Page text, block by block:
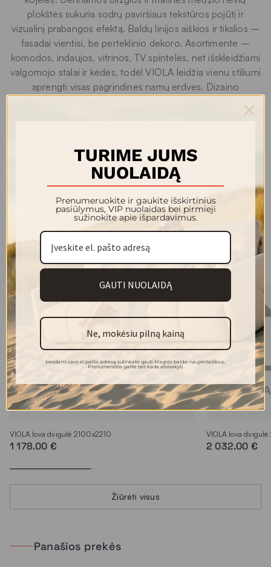
plokštės sukuria sodrų paviršiaus tekstūros pojūtį ir
vizualinį prabangos efektą. Baldų linijos aiškios ir tikslios –
fasadai vientisi, be perteklinio dekoro. Asortimente –
komodos, indaujos, vitrinos, TV spintelės, net išskleidžiami
valgomojo stalai ir kėdės, todėl VIOLA leidžia vienu stiliumi
aprengti visas pagrindines namų erdves. Dizaino
tvarios: tamsus chromas, kokybiškos plokštės, kurių
VIOLA kolekcija – pasirinkimas tiems, kurie vertina, kad
baldai namuose atspindėtų skonį, tačiau taip pat tarnautų
kaip patikimi, ilgaamžiai interjero sprendimai.
Kolekcijos modeliai
VIOLA lova dvigulė 2100x2210
1 178.00 €
VIOLA lova
2 032.00 €
Žiūrėti visus
Panašios prekės
TURIME JUMS
NUOLAIDĄ
Prenumeruokite ir gaukite išskirtinius
pasiūlymus, VIP nuolaidas bei pirmieji
sužinokite apie išpardavimus.
GAUTI NUOLAIDĄ
Ne, mokėsiu pilną kainą
Įvesdami savo el.pašto adresą sutinkate gauti Magrės baldai naujienlaiškius.
Prenumeratos galite bet kada atsisakyti.